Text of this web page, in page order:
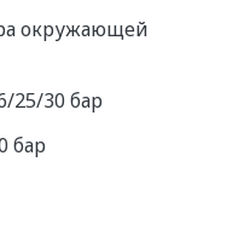
окружающей
25/30 бар
бар